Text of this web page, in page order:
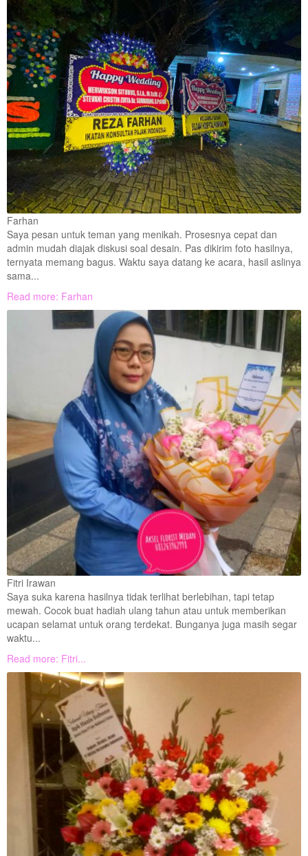
Farhan
Saya pesan untuk teman yang menikah. Prosesnya cepat dan
admin mudah diajak diskusi soal desain. Pas dikirim foto hasilnya,
ternyata memang bagus. Waktu saya datang ke acara, hasil aslinya
sama...
Read more: Farhan
Fitri Irawan
Saya suka karena hasilnya tidak terlihat berlebihan, tapi tetap
mewah. Cocok buat hadiah ulang tahun atau untuk memberikan
ucapan selamat untuk orang terdekat. Bunganya juga masih segar
waktu...
Read more: Fitri...